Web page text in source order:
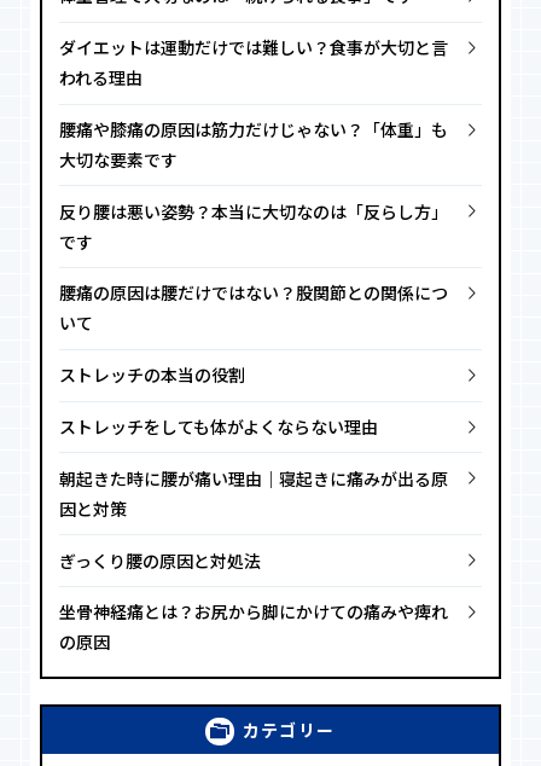
ダイエットは運動だけでは難しい？食事が大切と言
われる理由
腰痛や膝痛の原因は筋力だけじゃない？「体重」も
大切な要素です
反り腰は悪い姿勢？本当に大切なのは「反らし方」
です
腰痛の原因は腰だけではない？股関節との関係につ
いて
ストレッチの本当の役割
ストレッチをしても体がよくならない理由
朝起きた時に腰が痛い理由｜寝起きに痛みが出る原
因と対策
ぎっくり腰の原因と対処法
坐骨神経痛とは？お尻から脚にかけての痛みや痺れ
の原因
カテゴリー